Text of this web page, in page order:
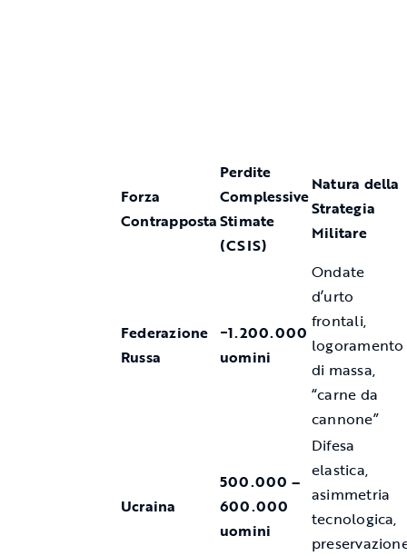
Forza
Contrapposta
Perdite
Complessive
Stimate
(CSIS)
Natura della
Strategia
Militare
Federazione
Russa
~1.200.000
uomini
Ondate
d’urto
frontali,
logoramento
di massa,
“carne da
cannone”
Ucraina
500.000 –
600.000
uomini
Difesa
elastica,
asimmetria
tecnologica,